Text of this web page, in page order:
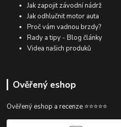
Jak zapojit závodní nádrž
Jak odhlučnit motor auta
Proč vám vadnou brzdy?
Rady a tipy - Blog články
Videa našich produků
Ověřený eshop
Ověřený eshop a recenze ⭐⭐⭐⭐⭐